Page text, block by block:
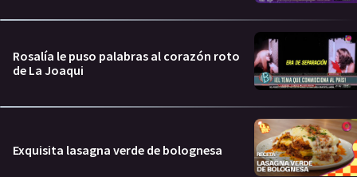
Rosalía le puso palabras al corazón roto
de La Joaqui
Exquisita lasagna verde de bolognesa